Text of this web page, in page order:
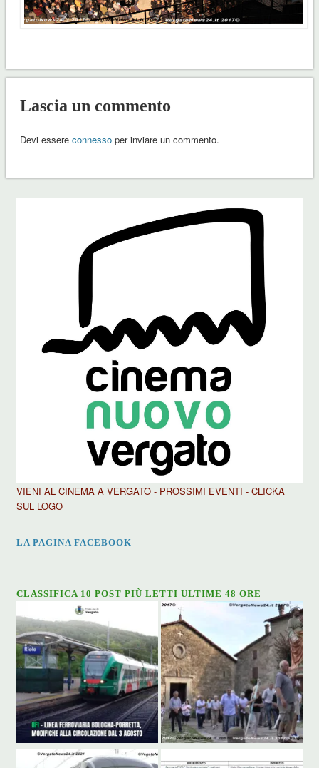
Lascia un commento
Devi essere connessoper inviare un commento.
VIENI AL CINEMA A VERGATO - PROSSIMI EVENTI - CLICKA
SUL LOGO
LA PAGINA FACEBOOK
CLASSIFICA 10 POST PIÙ LETTI ULTIME 48 ORE